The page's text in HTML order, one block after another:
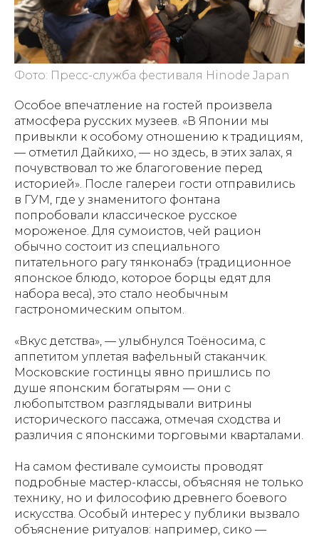
Фото: Пресс-служба фестиваля Hinode Japan
Особое впечатление на гостей произвела
атмосфера русских музеев. «В Японии мы
привыкли к особому отношению к традициям,
— отметил Дайкихо, — но здесь, в этих залах, я
почувствовал то же благоговение перед
историей». После галереи гости отправились
в ГУМ, где у знаменитого фонтана
попробовали классическое русское
мороженое. Для сумоистов, чей рацион
обычно состоит из специального
питательного рагу тянконабэ (традиционное
японское блюдо, которое борцы едят для
набора веса), это стало необычным
гастрономическим опытом.
«Вкус детства», — улыбнулся Тоёносима, с
аппетитом уплетая вафельный стаканчик.
Московские гостинцы явно пришлись по
душе японским богатырям — они с
любопытством разглядывали витрины
исторического пассажа, отмечая сходства и
различия с японскими торговыми кварталами.
На самом фестивале сумоисты проводят
подробные мастер-классы, объясняя не только
технику, но и философию древнего боевого
искусства. Особый интерес у публики вызвало
объяснение ритуалов: например, сико —